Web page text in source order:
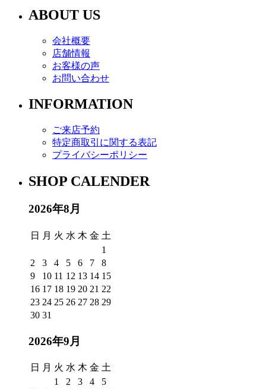
ABOUT US
会社概要
店舗情報
お客様の声
お問い合わせ
INFORMATION
ご来店予約
特定商取引に関する表記
プライバシーポリシー
SHOP CALENDER
2026年8月
日 月 火 水 木 金 土
1
2
3 4 5 6 7
8
9
10 11 12 13 14 15
16 17 18 19 20 21 22
23 24 25 26 27 28 29
30 31
2026年9月
日 月 火 水 木 金 土
1
2 3 4
5